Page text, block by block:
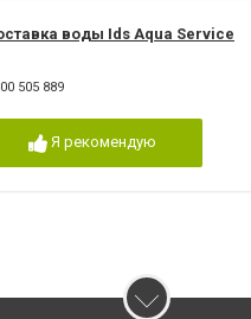
воды Ids Aqua Service
505 889
Я рекомендую